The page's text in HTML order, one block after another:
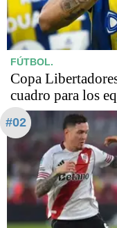
FÚTBOL.
Copa
cuadro para los
#02